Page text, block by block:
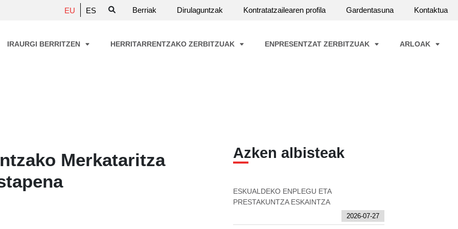
EU ES Berriak Dirulaguntzak Kontratatzailearen profila Gardentasuna Kontaktua
IRAURGI BERRITZEN HERRITARRENTZAKO ZERBITZUAK ENPRESENTZAT ZERBITZUAK ARLOAK
Merkataritza
Azken albisteak
ESKUALDEKO ENPLEGU ETA
PRESTAKUNTZA ESKAINTZA
2026-07-27